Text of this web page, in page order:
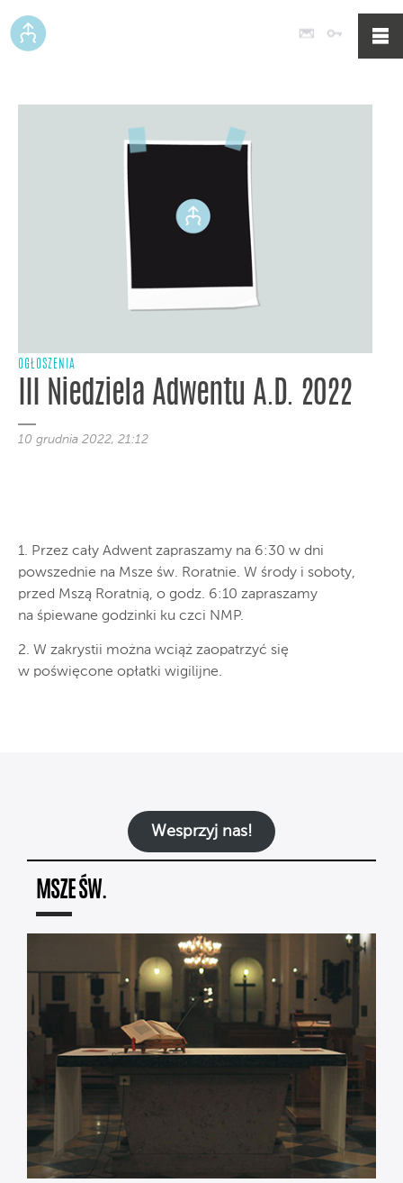
Poczta
OGŁOSZENIA
III Niedziela Adwentu A.D. 2022
10 grudnia 2022, 21:12
1. Przez cały Adwent zapraszamy na 6:30 w dni
powszednie na Msze św. Roratnie. W środy i soboty,
przed Mszą Roratnią, o godz. 6:10 zapraszamy
na śpiewane godzinki ku czci NMP.
2. W zakrystii można wciąż zaopatrzyć się
w poświęcone opłatki wigilijne.
Wesprzyj nas!
MSZE ŚW.